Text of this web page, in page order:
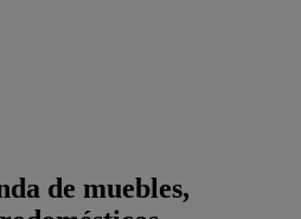
de muebles,